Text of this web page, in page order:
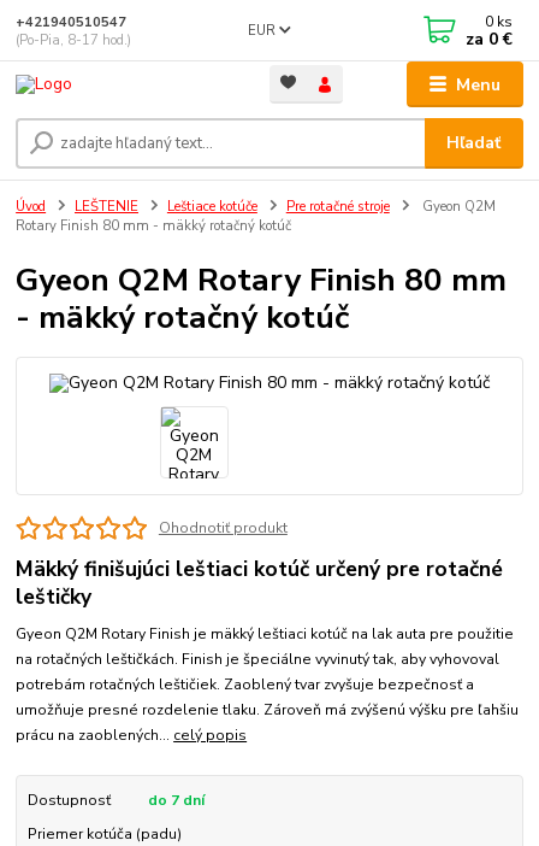
Menu
EUR
Hľadať
+421940510547
(Po-Pia, 8-17 hod.)
0 ks
za 0 €
Úvod LEŠTENIE Leštiace kotúče Pre rotačné stroje
Gyeon Q2M
Rotary Finish 80 mm - mäkký rotačný kotúč
Gyeon Q2M Rotary Finish 80 mm
- mäkký rotačný kotúč
Ohodnotiť produkt
Mäkký finišujúci leštiaci kotúč určený pre rotačné
leštičky
Gyeon Q2M Rotary Finish je mäkký leštiaci kotúč na lak auta pre použitie
na rotačných leštičkách. Finish je špeciálne vyvinutý tak, aby vyhovoval
potrebám rotačných leštičiek. Zaoblený tvar zvyšuje bezpečnosť a
umožňuje presné rozdelenie tlaku. Zároveň má zvýšenú výšku pre ľahšiu
prácu na zaoblených... celý popis
Dostupnosť
do 7 dní
Priemer kotúča (padu)